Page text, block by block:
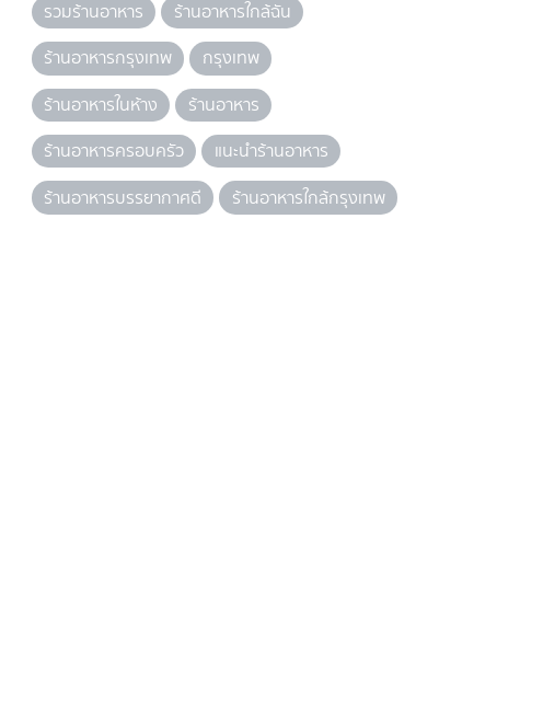
รวมร้านอาหาร
ร้านอาหารใกล้ฉัน
ร้านอาหารกรุงเทพ
กรุงเทพ
ร้านอาหารในห้าง
ร้านอาหาร
ร้านอาหารครอบครัว
แนะนำร้านอาหาร
ร้านอาหารบรรยากาศดี
ร้านอาหารใกล้กรุงเทพ